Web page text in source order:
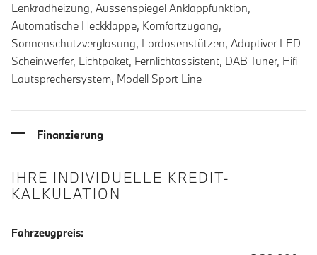
Lenkradheizung, Aussenspiegel Anklappfunktion,
Automatische Heckklappe, Komfortzugang,
Sonnenschutzverglasung, Lordosenstützen, Adaptiver LED
Scheinwerfer, Lichtpaket, Fernlichtassistent, DAB Tuner, Hifi
Lautsprechersystem, Modell Sport Line
Finanzierung
IHRE INDIVIDUELLE KREDIT-
KALKULATION
Fahrzeugpreis: